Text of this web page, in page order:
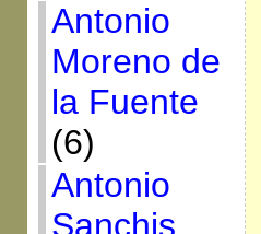
Antonio
Moreno de
la Fuente
(6)
Antonio
Sanchis